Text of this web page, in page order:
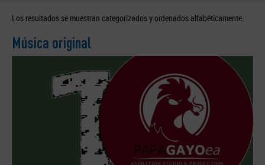
Los resultados se muestran categorizados y ordenados alfabéticamente.
Música original